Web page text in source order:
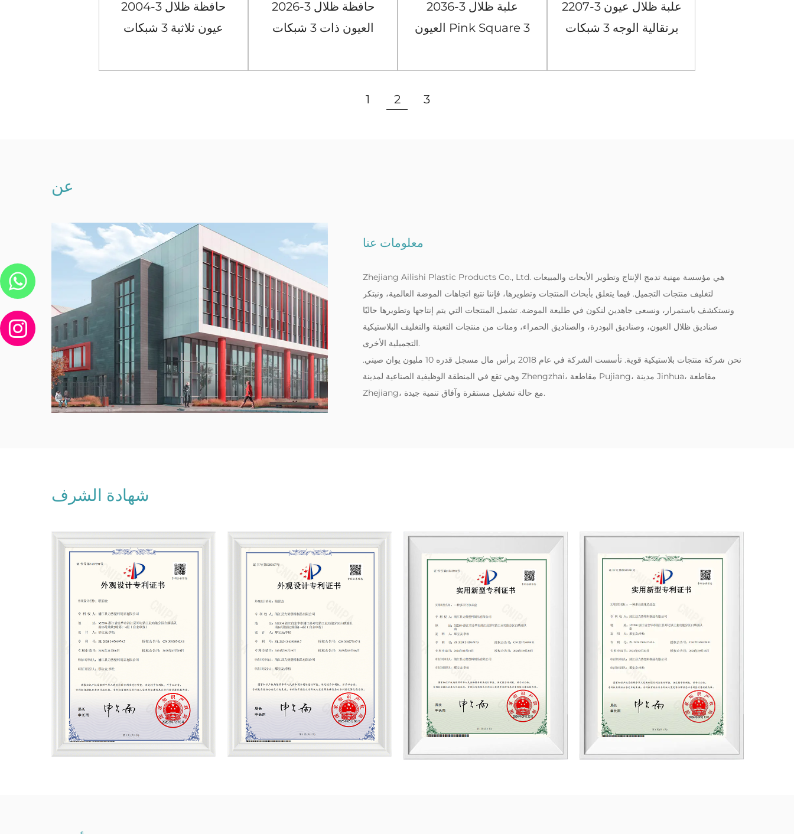
2004-3 حافظة ظلال
عيون ثلاثية 3 شبكات
2026-3 حافظة ظلال
العيون ذات 3 شبكات
2036-3 علبة ظلال
العيون Pink Square 3
2207-3 علبة ظلال عيون
برتقالية الوجه 3 شبكات
1 2 3
عن
معلومات عنا
Zhejiang Ailishi Plastic Products Co., Ltd. هي مؤسسة مهنية تدمج الإنتاج وتطوير الأبحاث والمبيعات
لتغليف منتجات التجميل. فيما يتعلق بأبحاث المنتجات وتطويرها، فإننا نتبع اتجاهات الموضة العالمية، ونبتكر
ونستكشف باستمرار، ونسعى جاهدين لنكون في طليعة الموضة. تشمل المنتجات التي يتم إنتاجها وتطويرها حاليًا
صناديق ظلال العيون، وصناديق البودرة، والصناديق الحمراء، ومئات من منتجات التعبئة والتغليف البلاستيكية
التجميلية الأخرى.
‌نحن شركة منتجات بلاستيكية قوية. تأسست الشركة في عام 2018 برأس مال مسجل قدره 10 مليون يوان صيني.
وهي تقع في المنطقة الوظيفية الصناعية لمدينة Zhengzhai، مقاطعة Pujiang، مدينة Jinhua، مقاطعة
Zhejiang، مع حالة تشغيل مستقرة وآفاق تنمية جيدة.
شهادة الشرف